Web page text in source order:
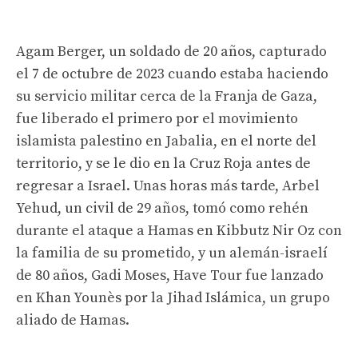
Agam Berger, un soldado de 20 años, capturado
el 7 de octubre de 2023 cuando estaba haciendo
su servicio militar cerca de la Franja de Gaza,
fue liberado el primero por el movimiento
islamista palestino en Jabalia, en el norte del
territorio, y se le dio en la Cruz Roja antes de
regresar a Israel. Unas horas más tarde, Arbel
Yehud, un civil de 29 años, tomó como rehén
durante el ataque a Hamas en Kibbutz Nir Oz con
la familia de su prometido, y un alemán-israelí
de 80 años, Gadi Moses, Have Tour fue lanzado
en Khan Younès por la Jihad Islámica, un grupo
aliado de Hamas.